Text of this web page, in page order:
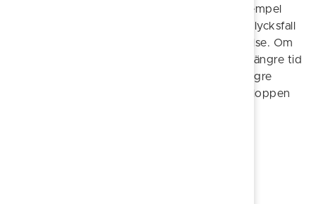
olycksfallsförsäkring. Sjukdom ersätts till exempel
inte i kommunens försäkring, eftersom ett olycksfall
innebär en plötslig utifrån kommande händelse. Om
du i samband med olyckshändelse vistas en längre tid
på sjukhus kan en privat försäkring ge en högre
ersättning för kostnader, även invaliditetsbeloppen